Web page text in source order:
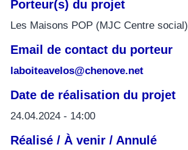
Porteur(s) du projet
Les Maisons POP (MJC Centre social)
Email de contact du porteur
laboiteavelos@chenove.net
Date de réalisation du projet
24.04.2024 - 14:00
Réalisé / À venir / Annulé